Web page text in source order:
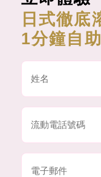
日式徹底
1分鐘自